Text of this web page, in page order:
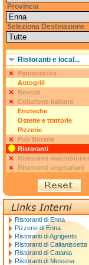
Provincia
Seleziona Destinazione
Ristoranti e local...
Paninoteche
Autogrill
Brunch
Colazione italiana
Enoteche
Osterie e trattorie
Pizzerie
Pub Birrerie
Ristoranti
Ristoranti macrobiotici
Ristoranti vegetariani
Ristoranti di Enna
Pizzerie di Enna
Ristoranti di Agrigento
Ristoranti di Caltanissetta
Ristoranti di Catania
Ristoranti di Messina